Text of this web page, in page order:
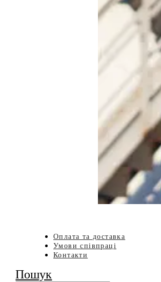
Оплата та доставка
Умови співпраці
Контакти
Пошук